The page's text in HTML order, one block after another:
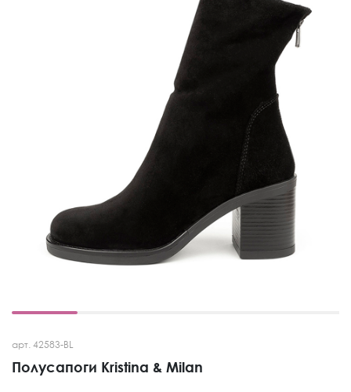
арт. 42583-BL
Полусапоги Kristina & Milan